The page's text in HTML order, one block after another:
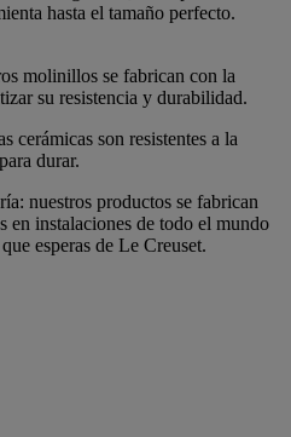
hasta el tamaño perfecto.
molinillos se fabrican con la
su resistencia y durabilidad.
cerámicas son resistentes a la
durar.
nuestros productos se fabrican
en instalaciones de todo el mundo
esperas de Le Creuset.